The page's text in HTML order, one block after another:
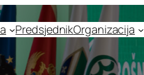
PredsjednikOrganizacija